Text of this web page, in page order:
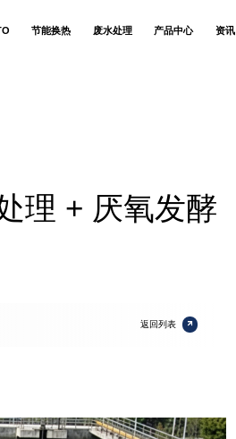
节能换热 废水处理 产品中心 资讯
理 + 厌氧发酵
返回列表